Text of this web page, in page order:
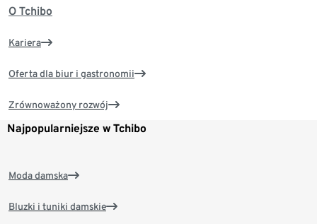
O Tchibo
Kariera
Oferta dla biur i gastronomii
Zrównoważony rozwój
Najpopularniejsze w Tchibo
Moda damska
Bluzki i tuniki damskie